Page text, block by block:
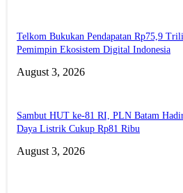
Telkom Bukukan Pendapatan Rp75,9
Pemimpin Ekosistem Digital Indonesia
August 3, 2026
Sambut HUT ke-81 RI, PLN Batam
Daya Listrik Cukup Rp81 Ribu
August 3, 2026